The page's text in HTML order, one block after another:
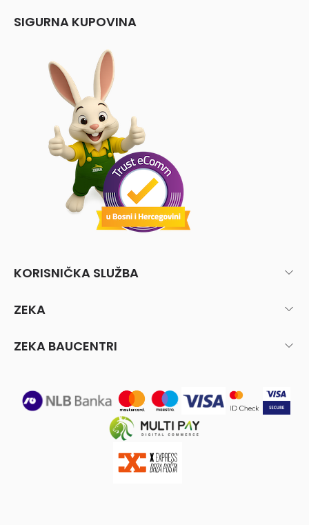
SIGURNA KUPOVINA
KORISNIČKA SLUŽBA
ZEKA
ZEKA BAUCENTRI